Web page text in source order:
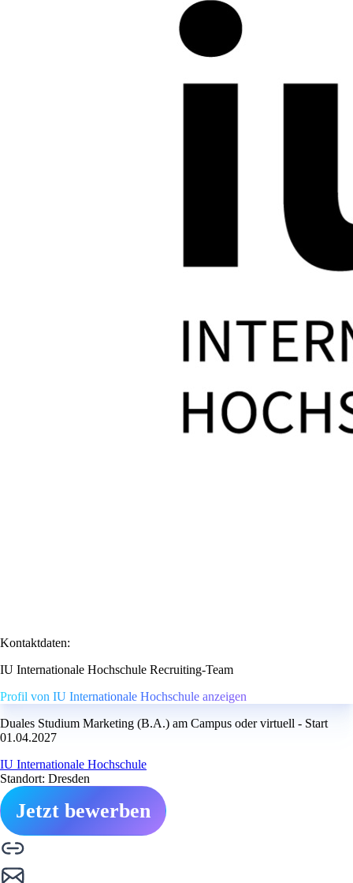
Kontaktdaten:
IU Internationale Hochschule Recruiting-Team
Profil von IU Internationale Hochschule anzeigen
Duales Studium Marketing (B.A.) am Campus oder virtuell - Start
01.04.2027
IU Internationale Hochschule
Standort: Dresden
Jetzt bewerben